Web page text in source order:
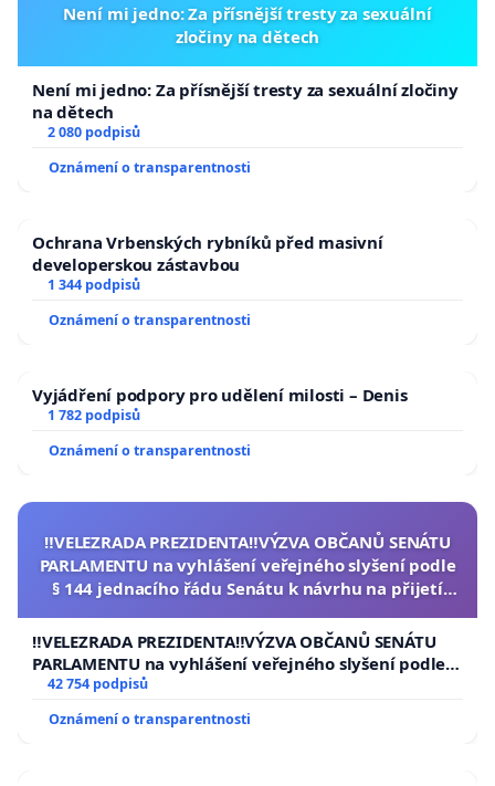
Není mi jedno: Za přísnější tresty za sexuální
zločiny na dětech
Není mi jedno: Za přísnější tresty za sexuální zločiny
na dětech
2 080 podpisů
Oznámení o transparentnosti
Ochrana Vrbenských rybníků před masivní
developerskou zástavbou
1 344 podpisů
Oznámení o transparentnosti
Vyjádření podpory pro udělení milosti – Denis
1 782 podpisů
Oznámení o transparentnosti
‼️VELEZRADA PREZIDENTA‼️VÝZVA OBČANŮ SENÁTU
PARLAMENTU na vyhlášení veřejného slyšení podle
§ 144 jednacího řádu Senátu k návrhu na přijetí
republiky
‼️VELEZRADA PREZIDENTA‼️VÝZVA OBČANŮ SENÁTU
PARLAMENTU na vyhlášení veřejného slyšení podle §
144 jednacího řádu Senátu k návrhu na přijetí
republiky
42 754 podpisů
Oznámení o transparentnosti